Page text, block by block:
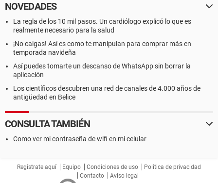
NOVEDADES
La regla de los 10 mil pasos. Un cardiólogo explicó lo que es
realmente necesario para la salud
¡No caigas! Así es como te manipulan para comprar más en
temporada navideña
Así puedes tomarte un descanso de WhatsApp sin borrar la
aplicación
Los científicos descubren una red de canales de 4.000 años de
antigüedad en Belice
CONSULTA TAMBIÉN
Como ver mi contraseña de wifi en mi celular
Regístrate aquí Equipo Condiciones de uso
Política de privacidad
Contacto
Aviso legal